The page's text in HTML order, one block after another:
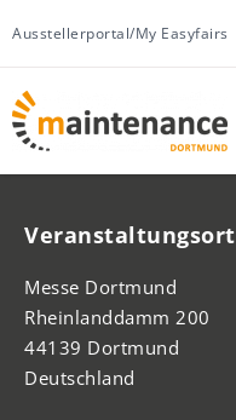
Ausstellerportal/My Easyfairs
Veranstaltungsort
Messe Dortmund
Rheinlanddamm 200
44139 Dortmund
Deutschland